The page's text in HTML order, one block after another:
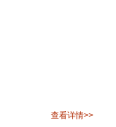
查看详情>>